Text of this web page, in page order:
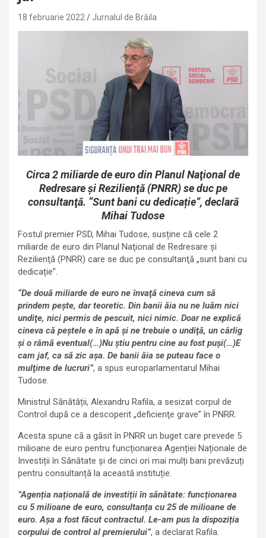
18 februarie 2022 Jurnalul de Brăila
Circa 2 miliarde de euro din Planul Naţional de
Redresare şi Rezilienţă (PNRR) se duc pe
consultanţă. “Sunt bani cu dedicație”, declară
Mihai Tudose
Fostul premier PSD, Mihai Tudose, susține că cele 2
miliarde de euro din Planul Naţional de Redresare şi
Rezilienţă (PNRR) care se duc pe consultanţă „sunt bani cu
dedicație”.
“De două miliarde de euro ne învaţă cineva cum să
prindem peşte, dar teoretic. Din banii ăia nu ne luăm nici
undiţe, nici permis de pescuit, nici nimic. Doar ne explică
cineva că peştele e în apă şi ne trebuie o undiţă, un cârlig
şi o râmă eventual(…)Nu ştiu pentru cine au fost puşi(…)E
cam jaf, ca să zic aşa. De banii ăia se puteau face o
mulţime de lucruri”, a spus europarlamentarul Mihai
Tudose.
Ministrul Sănătății, Alexandru Rafila, a sesizat corpul de
Control după ce a descoperit „deficienţe grave” în PNRR.
Acesta spune că a găsit în PNRR un buget care prevede 5
milioane de euro pentru funcționarea Agenției Naționale de
Investiții în Sănătate și de cinci ori mai mulți bani prevăzuți
pentru consultanță la această instituție.
”Agenția națională de investiții în sănătate: funcționarea
cu 5 milioane de euro, consultanța cu 25 de milioane de
euro. Așa a fost făcut contractul. Le-am pus la dispoziția
corpului de control al premierului”, a declarat Rafila.